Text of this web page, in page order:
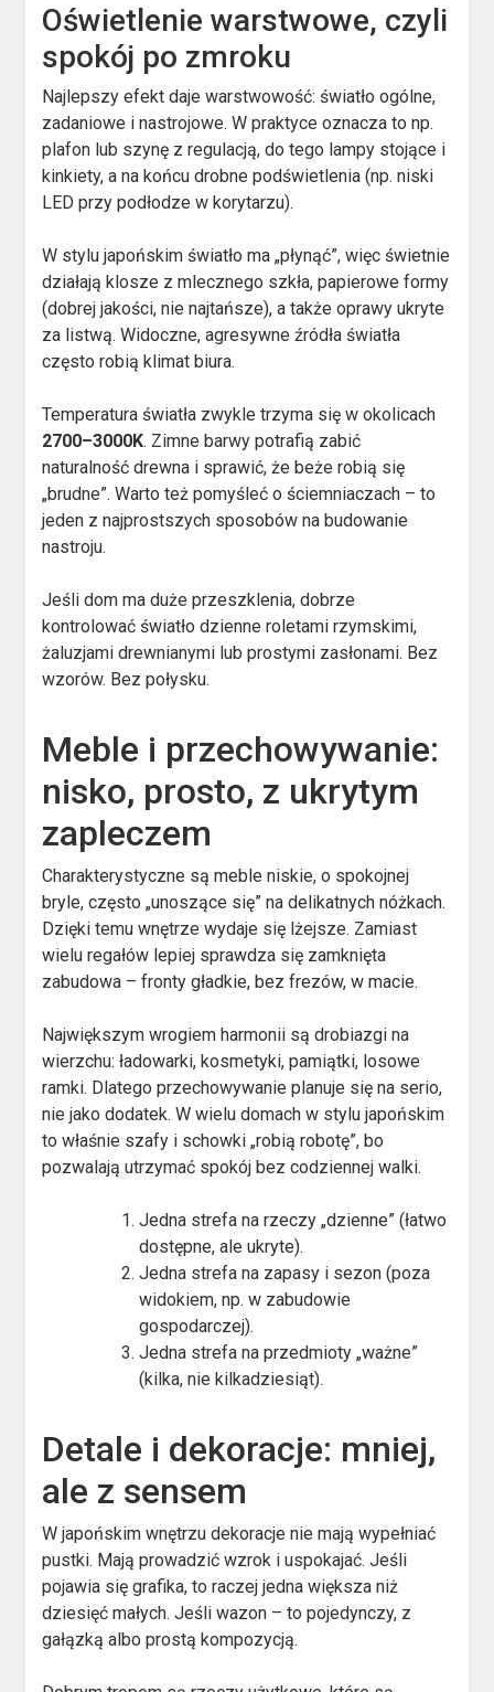
Oświetlenie warstwowe, czyli
spokój po zmroku
Najlepszy efekt daje warstwowość: światło ogólne,
zadaniowe i nastrojowe. W praktyce oznacza to np.
plafon lub szynę z regulacją, do tego lampy stojące i
kinkiety, a na końcu drobne podświetlenia (np. niski
LED przy podłodze w korytarzu).
W stylu japońskim światło ma „płynąć”, więc świetnie
działają klosze z mlecznego szkła, papierowe formy
(dobrej jakości, nie najtańsze), a także oprawy ukryte
za listwą. Widoczne, agresywne źródła światła
często robią klimat biura.
Temperatura światła zwykle trzyma się w okolicach
2700–3000K. Zimne barwy potrafią zabić
naturalność drewna i sprawić, że beże robią się
„brudne”. Warto też pomyśleć o ściemniaczach – to
jeden z najprostszych sposobów na budowanie
nastroju.
Jeśli dom ma duże przeszklenia, dobrze
kontrolować światło dzienne roletami rzymskimi,
żaluzjami drewnianymi lub prostymi zasłonami. Bez
wzorów. Bez połysku.
Meble i przechowywanie:
nisko, prosto, z ukrytym
zapleczem
Charakterystyczne są meble niskie, o spokojnej
bryle, często „unoszące się” na delikatnych nóżkach.
Dzięki temu wnętrze wydaje się lżejsze. Zamiast
wielu regałów lepiej sprawdza się zamknięta
zabudowa – fronty gładkie, bez frezów, w macie.
Największym wrogiem harmonii są drobiazgi na
wierzchu: ładowarki, kosmetyki, pamiątki, losowe
ramki. Dlatego przechowywanie planuje się na serio,
nie jako dodatek. W wielu domach w stylu japońskim
to właśnie szafy i schowki „robią robotę”, bo
pozwalają utrzymać spokój bez codziennej walki.
Jedna strefa na rzeczy „dzienne” (łatwo
dostępne, ale ukryte).
Jedna strefa na zapasy i sezon (poza
widokiem, np. w zabudowie
gospodarczej).
Jedna strefa na przedmioty „ważne”
(kilka, nie kilkadziesiąt).
Detale i dekoracje: mniej,
ale z sensem
W japońskim wnętrzu dekoracje nie mają wypełniać
pustki. Mają prowadzić wzrok i uspokajać. Jeśli
pojawia się grafika, to raczej jedna większa niż
dziesięć małych. Jeśli wazon – to pojedynczy, z
gałązką albo prostą kompozycją.